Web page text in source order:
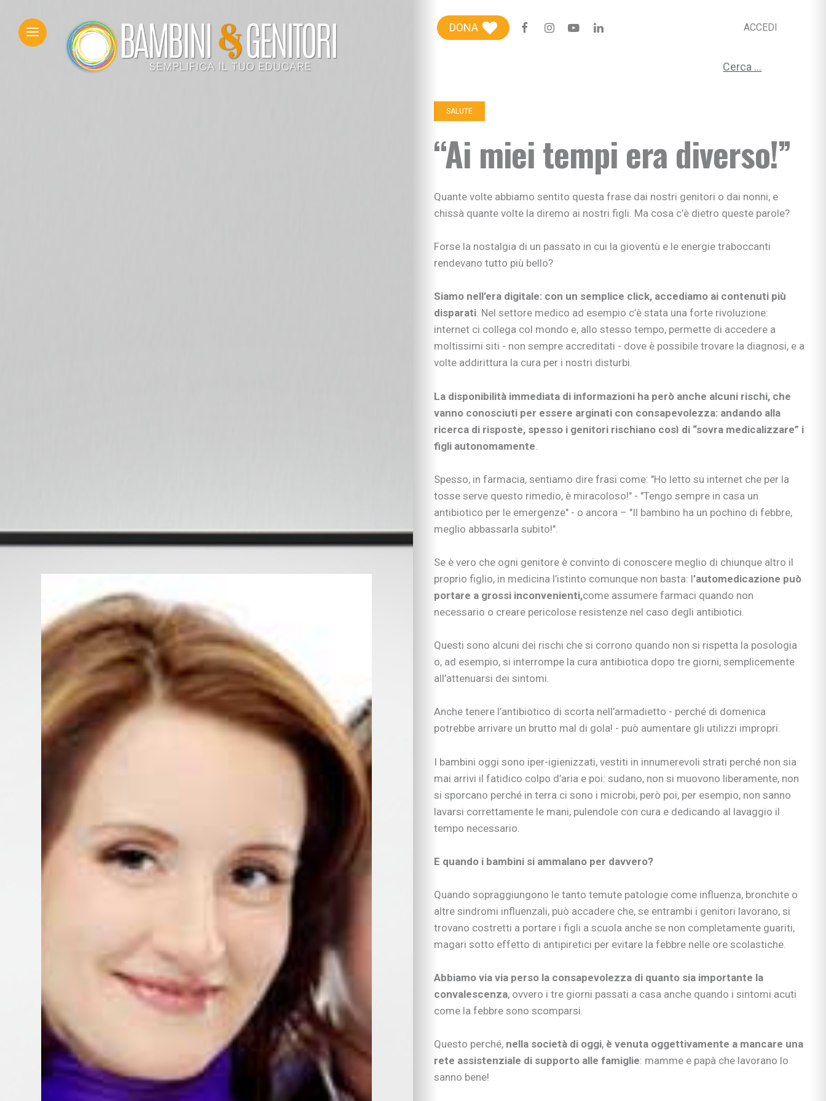
Blog genitori
Centro Famiglie
+100Extra
+100Kids
Chi siamo
Sostieni
IN EVIDENZA
Figli in crescita
Adolescenza
Figli con bisogni speciali
Neonati e prima infanzia
Sviluppo cognitivo e apprendimento
Imparare divertendosi
Scarabocchi e disegni
Consigli di lettura
Tempo libero
Lo spazio d’ascolto
Essere famiglia
Quando arriva un bebè
Vivere con cani, gatti & co.
Sicurezza dentro e fuori casa
Attività in famiglia
DONA ACCEDI
Ricerca per:
SALUTE
“Ai miei tempi era diverso!”
Quante volte abbiamo sentito questa frase dai nostri genitori o dai nonni, e
chissà quante volte la diremo ai nostri figli. Ma cosa c’è dietro queste parole?
Forse la nostalgia di un passato in cui la gioventù e le energie traboccanti
rendevano tutto più bello?
Siamo nell’era digitale: con un semplice click, accediamo ai contenuti più
disparati. Nel settore medico ad esempio c’è stata una forte rivoluzione:
internet ci collega col mondo e, allo stesso tempo, permette di accedere a
moltissimi siti - non sempre accreditati - dove è possibile trovare la diagnosi, e a
volte addirittura la cura per i nostri disturbi.
La disponibilità immediata di informazioni ha però anche alcuni rischi, che
vanno conosciuti per essere arginati con consapevolezza: andando alla
ricerca di risposte, spesso i genitori rischiano così di “sovra medicalizzare” i
figli autonomamente
Spesso, in farmacia, sentiamo dire frasi come: "Ho letto su internet che per la
tosse serve questo rimedio, è miracoloso!" - "Tengo sempre in casa un
antibiotico per le emergenze" - o ancora – "Il bambino ha un pochino di febbre,
meglio abbassarla subito!".
Se è vero che ogni genitore è convinto di conoscere meglio di chiunque altro il
proprio figlio, in medicina l’istinto comunque non basta: l’automedicazione può
portare a grossi inconvenienti,come assumere farmaci quando non
necessario o creare pericolose resistenze nel caso degli antibiotici.
Questi sono alcuni dei rischi che si corrono quando non si rispetta la posologia
o, ad esempio, si interrompe la cura antibiotica dopo tre giorni, semplicemente
all’attenuarsi dei sintomi.
Anche tenere l’antibiotico di scorta nell’armadietto - perché di domenica
potrebbe arrivare un brutto mal di gola! - può aumentare gli utilizzi impropri.
I bambini oggi sono iper-igienizzati, vestiti in innumerevoli strati perché non sia
mai arrivi il fatidico colpo d’aria e poi: sudano, non si muovono liberamente, non
si sporcano perché in terra ci sono i microbi, però poi, per esempio, non sanno
lavarsi correttamente le mani, pulendole con cura e dedicando al lavaggio il
tempo necessario.
E quando i bambini si ammalano per davvero?
Quando sopraggiungono le tanto temute patologie come influenza, bronchite o
altre sindromi influenzali, può accadere che, se entrambi i genitori lavorano, si
trovano costretti a portare i figli a scuola anche se non completamente guariti,
magari sotto effetto di antipiretici per evitare la febbre nelle ore scolastiche.
Abbiamo via via perso la consapevolezza di quanto sia importante la
convalescenza, ovvero i tre giorni passati a casa anche quando i sintomi acuti
come la febbre sono scomparsi.
Questo perché, nella società di oggi, è venuta oggettivamente a mancare una
rete assistenziale di supporto alle famiglie: mamme e papà che lavorano lo
sanno bene!